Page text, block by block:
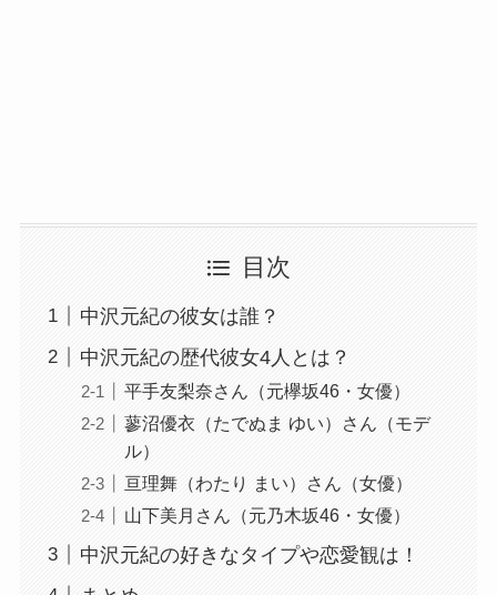
目次
中沢元紀の彼女は誰？
中沢元紀の歴代彼女4人とは？
平手友梨奈さん（元欅坂46・女優）
蓼沼優衣（たでぬま ゆい）さん（モデ
ル）
亘理舞（わたり まい）さん（女優）
山下美月さん（元乃木坂46・女優）
中沢元紀の好きなタイプや恋愛観は！